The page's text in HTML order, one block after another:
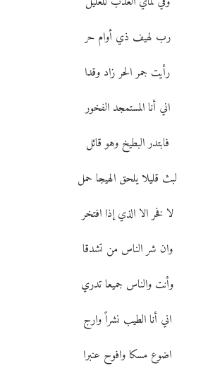
رب لهيف ذي أوام حر
رأيت جمر الحر زاد وقدا
اني أنا المستمجد الفخور
فابتدر البطيخ وهو قائل
لبث قليلا يلحق الهيجا حمل
لا فخر الا الذي إذا افتخر
وان شر الناس من تشدقا
وأنت والناس جميعا تدري
اني أنا الطيب نشراً وارج
اضوع مسكا وافوح عنبرا